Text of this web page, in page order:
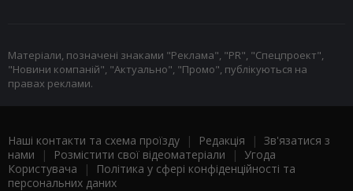
Матеріали, позначені знаками "Реклама", "PR", "Спецпроект",
"Новини компаній", "Актуально", "Промо", публікуються на
правах реклами.
Наші контакти та схема проїзду | Редакція | Зв'язатися з
нами | Розмістити свої відеоматеріали | Угода
Користувача |
Політика у сфері конфіденційності та
персональних даних